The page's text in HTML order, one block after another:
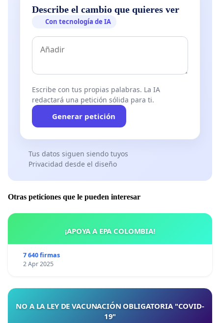
Describe el cambio que quieres ver
Con tecnología de IA
Escribe con tus propias palabras. La IA
redactará una petición sólida para ti.
Generar petición
Tus datos siguen siendo tuyos
Privacidad desde el diseño
Otras peticiones que le pueden interesar
¡APOYA A EPA COLOMBIA!
7 640 firmas
2 Apr 2025
NO A LA LEY DE VACUNACIÓN OBLIGATORIA "COVID-
19"